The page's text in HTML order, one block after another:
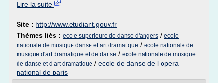
Lire la suite
Site : http://www.etudiant.gouv.fr
Thèmes liés : ecole superieure de danse d'angers / ecole
nationale de musique danse et art dramatique / ecole nationale de
musique d'art dramatique et de danse / ecole nationale de musique
de danse et d art dramatique / ecole de danse de l opera
national de paris